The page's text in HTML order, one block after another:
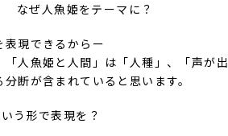
なぜ人魚姫をテーマに？
現できるからー
人魚姫と人間」は「人種」、「声が
断が含まれていると思います。
う形で表現を？